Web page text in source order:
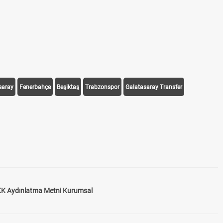
Fenerbahçe Beşiktaş Trabzonspor Galatasaray Transfer
Aydınlatma Metni Kurumsal